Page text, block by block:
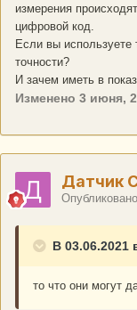
измерения
цифровой код.
Если вы используете
точности?
И зачем иметь в
Изменено 3 июня,
Датчик
Опубликовано
В 03.06.2021
то что они могут